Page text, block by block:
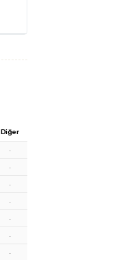
Diğer
-
-
-
-
-
-
-